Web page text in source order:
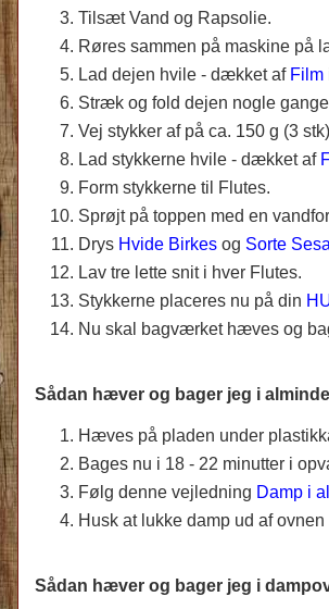
Tilsæt Vand og Rapsolie.
Røres sammen på maskine på
Lad dejen hvile - dækket af Film
Stræk og fold dejen nogle
Vej stykker af på ca. 150 g (3
Lad stykkerne hvile - dækket af
Form stykkerne til Flutes.
Sprøjt på toppen med en
Drys Hvide Birkes og Sorte
Lav tre lette snit i hver Flutes.
Stykkerne placeres nu på din
Nu skal bagværket hæves og
Sådan hæver og bager jeg i
Hæves på pladen under
Bages nu i 18 - 22 minutter i
Følg denne vejledning Damp i
Husk at lukke damp ud af
Sådan hæver og bager jeg i